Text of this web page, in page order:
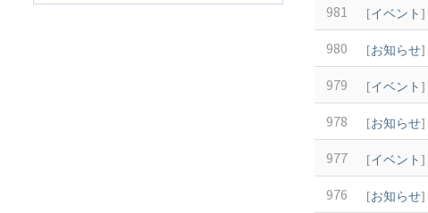
981 [イベント]
980 [お知らせ]
979 [イベント]
978 [お知らせ]
977 [イベント]
976 [お知らせ]